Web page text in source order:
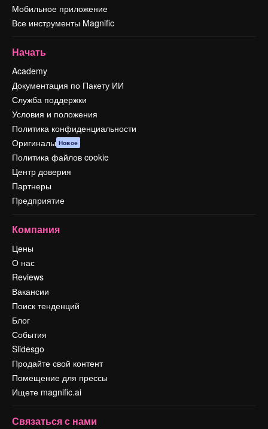
Мобильное приложение
Все инструменты Magnific
Начать
Academy
Документация по Пакету ИИ
Служба поддержки
Условия и положения
Политика конфиденциальности
Оригиналы Новое
Политика файлов cookie
Центр доверия
Партнеры
Предприятие
Компания
Цены
О нас
Reviews
Вакансии
Поиск тенденций
Блог
События
Slidesgo
Продайте свой контент
Помещение для прессы
Ищете magnific.ai
Связаться с нами